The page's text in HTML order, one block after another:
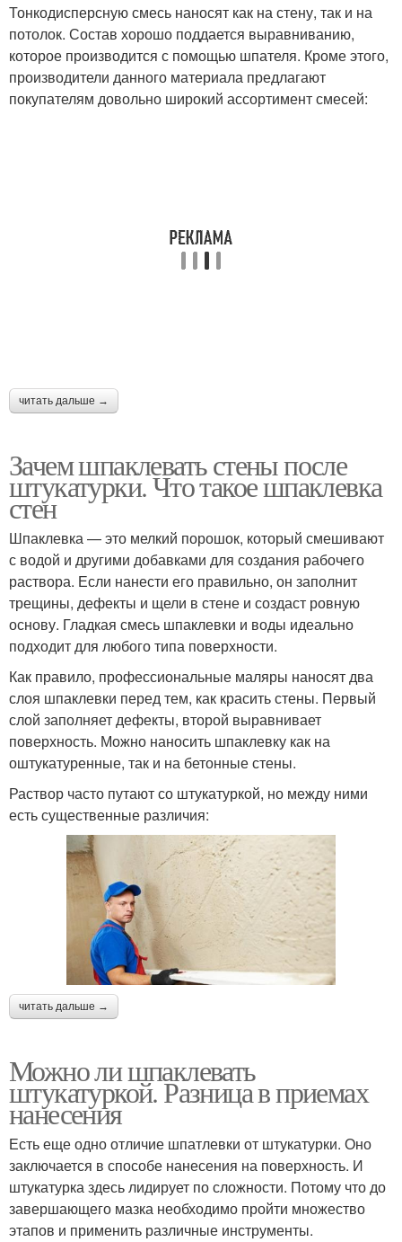
Тонкодисперсную смесь наносят как на стену, так и на
потолок. Состав хорошо поддается выравниванию,
которое производится с помощью шпателя. Кроме этого,
производители данного материала предлагают
покупателям довольно широкий ассортимент смесей:
читать дальше →
Зачем шпаклевать стены после
штукатурки. Что такое шпаклевка
стен
Шпаклевка — это мелкий порошок, который смешивают
с водой и другими добавками для создания рабочего
раствора. Если нанести его правильно, он заполнит
трещины, дефекты и щели в стене и создаст ровную
основу. Гладкая смесь шпаклевки и воды идеально
подходит для любого типа поверхности.
Как правило, профессиональные маляры наносят два
слоя шпаклевки перед тем, как красить стены. Первый
слой заполняет дефекты, второй выравнивает
поверхность. Можно наносить шпаклевку как на
оштукатуренные, так и на бетонные стены.
Раствор часто путают со штукатуркой, но между ними
есть существенные различия:
читать дальше →
Можно ли шпаклевать
штукатуркой. Разница в приемах
нанесения
Есть еще одно отличие шпатлевки от штукатурки. Оно
заключается в способе нанесения на поверхность. И
штукатурка здесь лидирует по сложности. Потому что до
завершающего мазка необходимо пройти множество
этапов и применить различные инструменты.